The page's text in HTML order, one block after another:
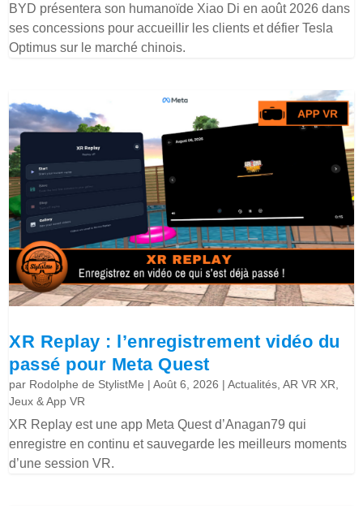
BYD présentera son humanoïde Xiao Di en août 2026 dans
ses concessions pour accueillir les clients et défier Tesla
Optimus sur le marché chinois.
XR Replay : l’enregistrement vidéo du
passé pour Meta Quest
par Rodolphe de StylistMe |Août 6, 2026 |Actualités ,AR VR XR
Jeux & App VR
XR Replay est une app Meta Quest d’Anagan79 qui
enregistre en continu et sauvegarde les meilleurs moments
d’une session VR.